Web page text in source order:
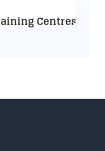
Centres